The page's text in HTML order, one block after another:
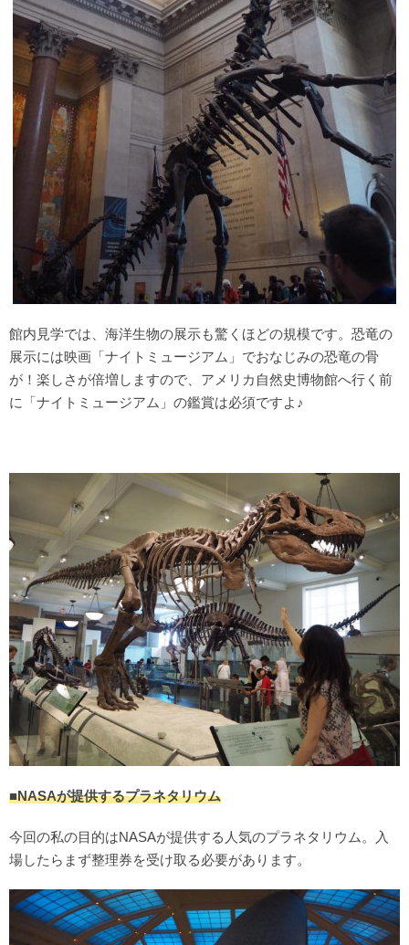
館内見学では、海洋生物の展示も驚くほどの規模です。恐竜の
展示には映画「ナイトミュージアム」でおなじみの恐竜の骨
が！楽しさが倍増しますので、アメリカ自然史博物館へ行く前
に「ナイトミュージアム」の鑑賞は必須ですよ♪
■NASAが提供するプラネタリウム
今回の私の目的はNASAが提供する人気のプラネタリウム。入
場したらまず整理券を受け取る必要があります。